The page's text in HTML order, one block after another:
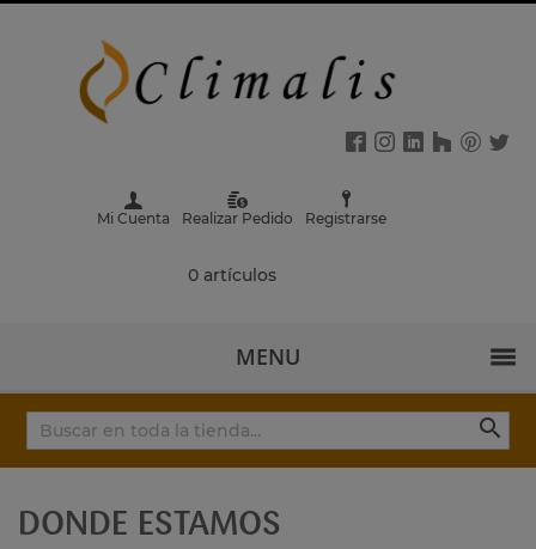
Mi Cuenta Realizar Pedido Registrarse
0 artículos
MENU

DONDE ESTAMOS